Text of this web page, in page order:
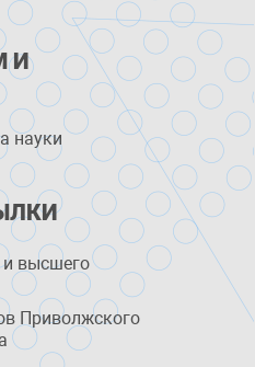
И
науки
и высшего
Приволжского